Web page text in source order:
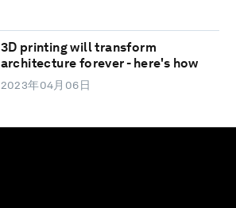
3D printing will transform
architecture forever - here's how
2023年04月06日